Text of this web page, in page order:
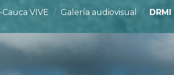
VIVE / Galería audiovisual /